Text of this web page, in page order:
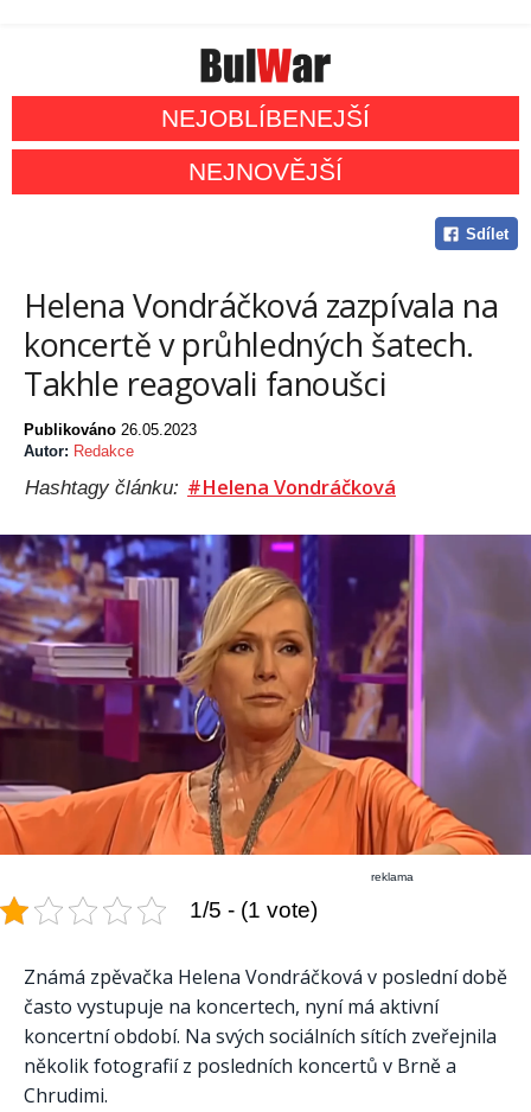
NEJOBLÍBENEJŠÍ
NEJNOVĚJŠÍ
Sdílet
Helena Vondráčková zazpívala na
koncertě v průhledných šatech.
Takhle reagovali fanoušci
Publikováno 26.05.2023
Autor: Redakce
Hashtagy článku: #Helena Vondráčková
reklama
1/5 - (1 vote)
Známá zpěvačka Helena Vondráčková v poslední době
často vystupuje na koncertech, nyní má aktivní
koncertní období. Na svých sociálních sítích zveřejnila
několik fotografií z posledních koncertů v Brně a
Chrudimi.